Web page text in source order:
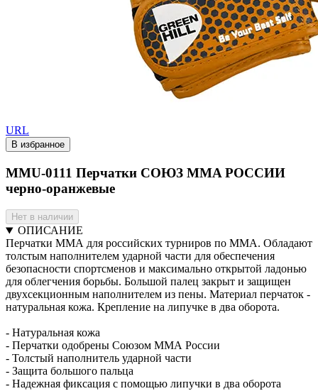
URL
В избранное
MMU-0111 Перчатки СОЮЗ MMA РОССИИ
черно-оранжевые
Нет в наличии
ОПИСАНИЕ
Перчатки ММА для российских турниров по ММА. Обладают
толстым наполнителем ударной части для обеспечения
безопасности спортсменов и максимально открытой ладонью
для облегчения борьбы. Большой палец закрыт и защищен
двухсекционным наполнителем из пены. Материал перчаток -
натуральная кожа. Крепление на липучке в два оборота.
- Натуральная кожа
- Перчатки одобрены Союзом ММА России
- Толстый наполнитель ударной части
- Защита большого пальца
- Надежная фиксация с помощью липучки в два оборота